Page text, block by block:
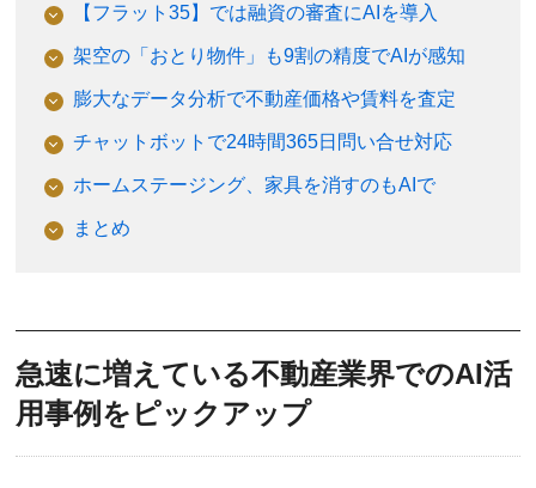
【フラット35】では融資の審査にAIを導入
架空の「おとり物件」も9割の精度でAIが感知
膨大なデータ分析で不動産価格や賃料を査定
チャットボットで24時間365日問い合せ対応
ホームステージング、家具を消すのもAIで
まとめ
急速に増えている不動産業界でのAI活
用事例をピックアップ